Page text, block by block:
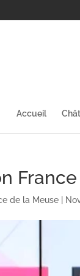
Accueil
de la Meuse |